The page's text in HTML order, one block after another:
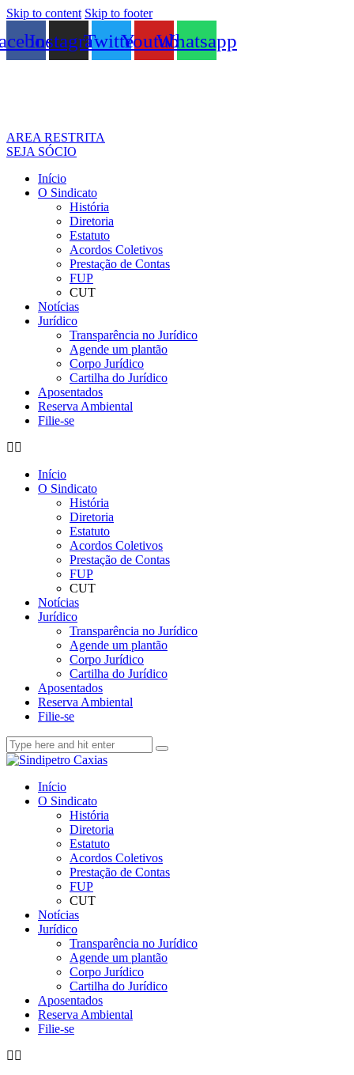
Skip to content Skip to footer
InstagramTwitterYoutubeWhatsapp
AREA RESTRITA
SEJA SÓCIO
Início
O Sindicato
História
Diretoria
Estatuto
Acordos Coletivos
Prestação de Contas
FUP
CUT
Notícias
Jurídico
Transparência no Jurídico
Agende um plantão
Corpo Jurídico
Cartilha do Jurídico
Aposentados
Reserva Ambiental
Filie-se
Início
O Sindicato
História
Diretoria
Estatuto
Acordos Coletivos
Prestação de Contas
FUP
CUT
Notícias
Jurídico
Transparência no Jurídico
Agende um plantão
Corpo Jurídico
Cartilha do Jurídico
Aposentados
Reserva Ambiental
Filie-se
Início
O Sindicato
História
Diretoria
Estatuto
Acordos Coletivos
Prestação de Contas
FUP
CUT
Notícias
Jurídico
Transparência no Jurídico
Agende um plantão
Corpo Jurídico
Cartilha do Jurídico
Aposentados
Reserva Ambiental
Filie-se